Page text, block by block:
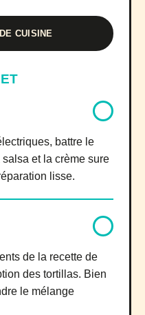
CUISINE
battre le
et la crème sure
lisse.
de la recette de
des tortillas. Bien
le mélange